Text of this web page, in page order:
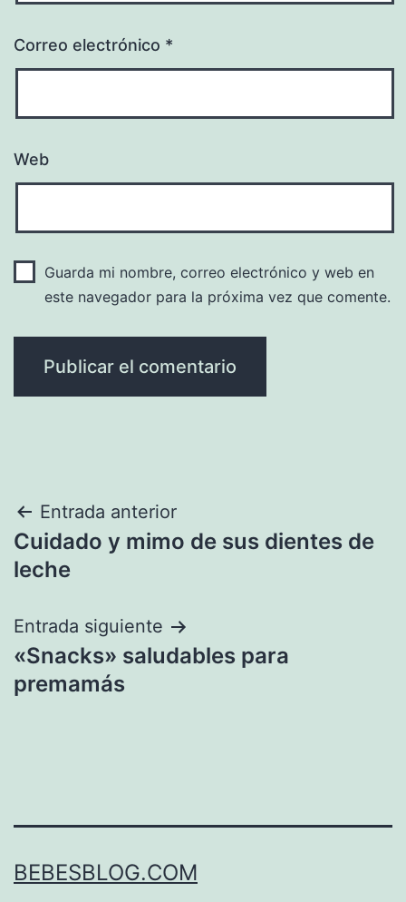
Correo electrónico *
Web
Guarda mi nombre, correo electrónico y web en
este navegador para la próxima vez que comente.
Navegación
de
Entrada anterior
Cuidado y mimo de sus dientes de
leche
Entrada siguiente
«Snacks» saludables para
premamás
BEBESBLOG.COM